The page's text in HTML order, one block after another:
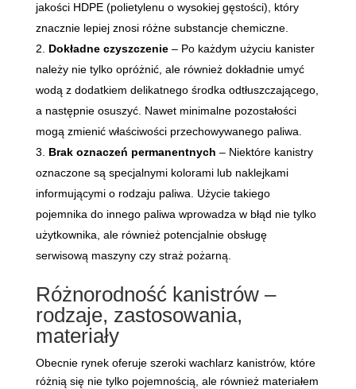
jakości HDPE (polietylenu o wysokiej gęstości), który
znacznie lepiej znosi różne substancje chemiczne.
Dokładne czyszczenie– Po każdym użyciu kanister
należy nie tylko opróżnić, ale również dokładnie umyć
wodą z dodatkiem delikatnego środka odtłuszczającego,
a następnie osuszyć. Nawet minimalne pozostałości
mogą zmienić właściwości przechowywanego paliwa.
Brak oznaczeń permanentnych – Niektóre kanistry
oznaczone są specjalnymi kolorami lub naklejkami
informującymi o rodzaju paliwa. Użycie takiego
pojemnika do innego paliwa wprowadza w błąd nie tylko
użytkownika, ale również potencjalnie obsługę
serwisową maszyny czy straż pożarną.
Różnorodność kanistrów –
rodzaje, zastosowania,
materiały
Obecnie rynek oferuje szeroki wachlarz kanistrów, które
różnią się nie tylko pojemnością, ale również materiałem